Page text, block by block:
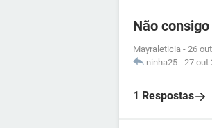
Não
Mayraleticia - 26
ninha25 - 27 out
1 Respostas